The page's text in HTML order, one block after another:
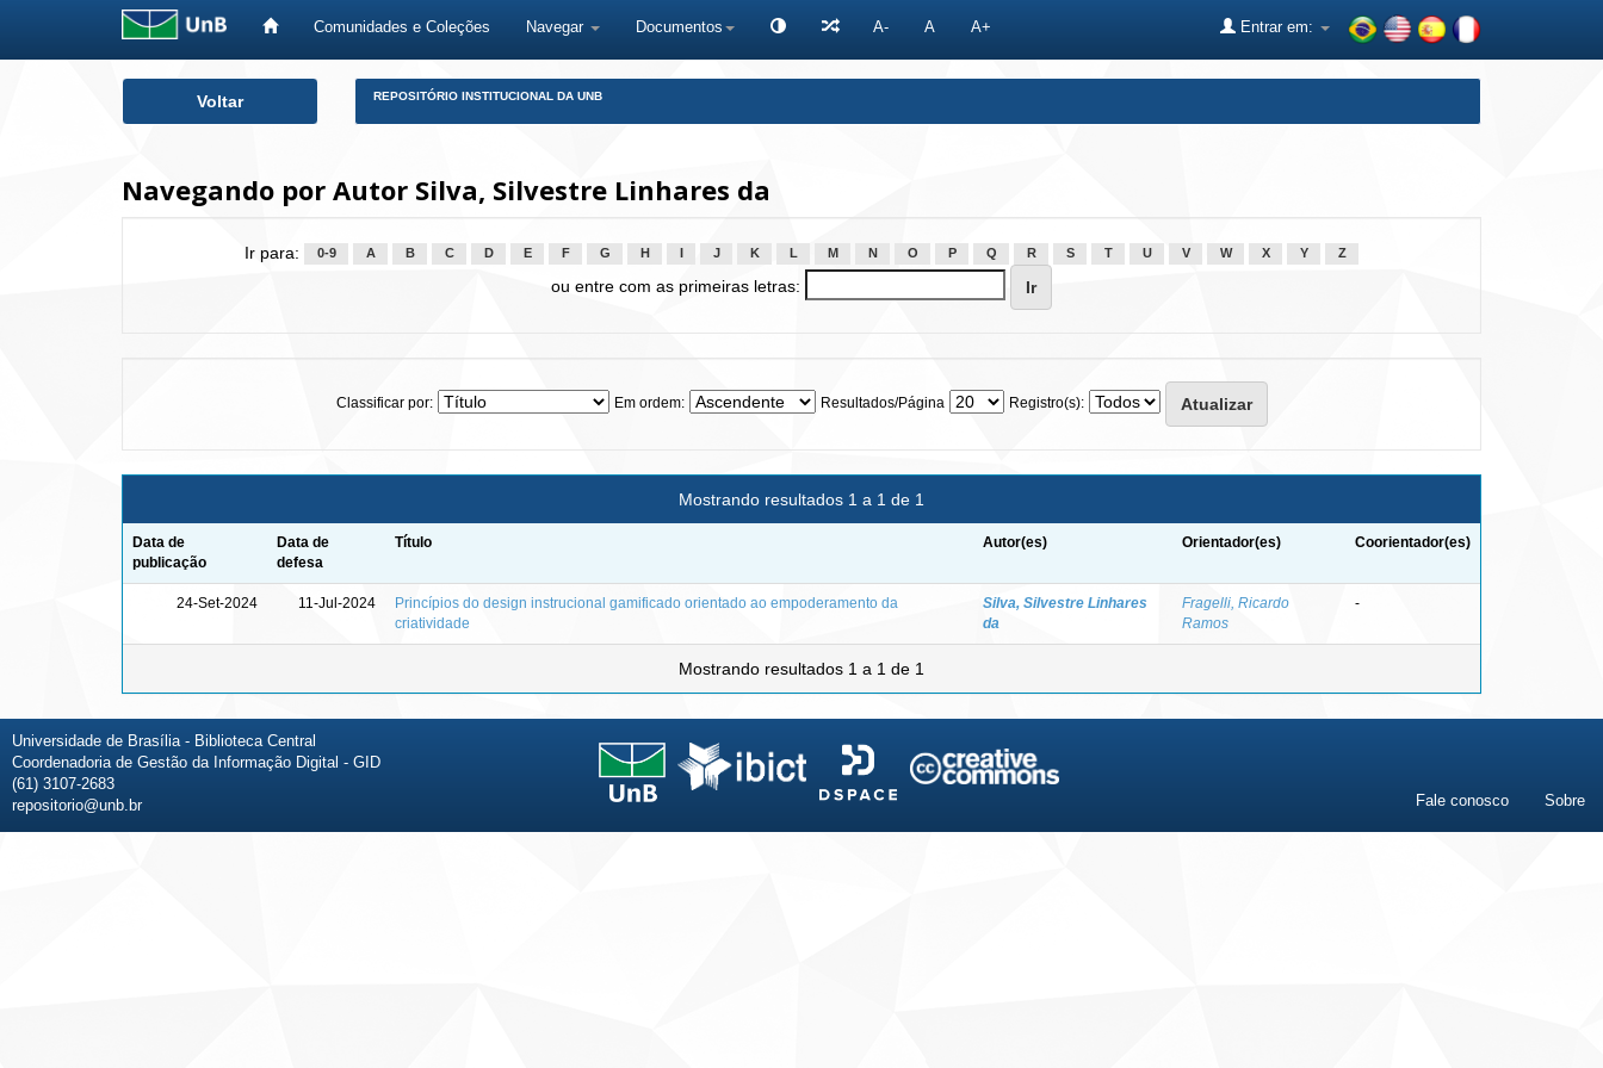
Comunidades e Coleções Navegar Documentos A- A A+ Entrar em:
Voltar REPOSITÓRIO INSTITUCIONAL DA UNB
Navegando por Autor Silva, Silvestre Linhares da
Ir para: 0-9 A B C D E F G H J K L M N O P Q R S T U V W X Y Z
ou entre com as primeiras letras:
Classificar por: Em ordem: Resultados/Página Registro(s):
Mostrando resultados 1 a 1 de 1
Data de
publicação
Data de
defesa
Título Autor(es) Orientador(es) Coorientador(es)
24-Set-2024 11-Jul-2024
Princípios do design instrucional gamificado orientado ao empoderamento da
criatividade
Silva, Silvestre Linhares
da
Fragelli, Ricardo
Ramos
-
Mostrando resultados 1 a 1 de 1
Universidade de Brasília - Biblioteca Central
Coordenadoria de Gestão da Informação Digital - GID
(61) 3107-2683
repositorio@unb.br
Fale conosco Sobre